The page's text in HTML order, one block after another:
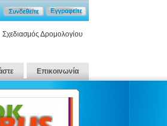
Σχεδιασμός Δρομολογίου
Επικοινωνία